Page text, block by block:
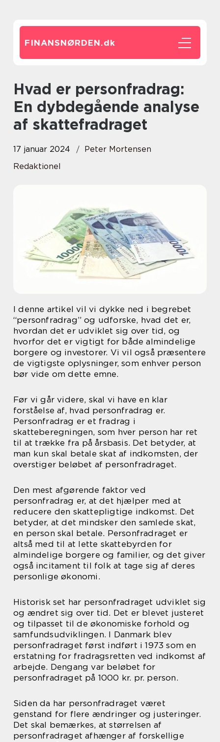
FINANSNØRDEN.dk
Hvad er personfradrag:
En dybdegående analyse
af skattefradraget
17 januar 2024
Peter Mortensen
Redaktionel
I denne artikel vil vi dykke ned i begrebet
“personfradrag” og udforske, hvad det er,
hvordan det er udviklet sig over tid, og
hvorfor det er vigtigt for både almindelige
borgere og investorer. Vi vil også præsentere
de vigtigste oplysninger, som enhver person
bør vide om dette emne.
Før vi går videre, skal vi have en klar
forståelse af, hvad personfradrag er.
Personfradrag er et fradrag i
skatteberegningen, som hver person har ret
til at trække fra på årsbasis. Det betyder, at
man kun skal betale skat af indkomsten, der
overstiger beløbet af personfradraget.
Den mest afgørende faktor ved
personfradrag er, at det hjælper med at
reducere den skattepligtige indkomst. Det
betyder, at det mindsker den samlede skat,
en person skal betale. Personfradraget er
altså med til at lette skattebyrden for
almindelige borgere og familier, og det giver
også incitament til folk at tage sig af deres
personlige økonomi.
Historisk set har personfradraget udviklet sig
og ændret sig over tid. Det er blevet justeret
og tilpasset til de økonomiske forhold og
samfundsudviklingen. I Danmark blev
personfradraget først indført i 1973 som en
erstatning for fradragsretten ved indkomst af
arbejde. Dengang var beløbet for
personfradraget på 1000 kr. pr. person.
Siden da har personfradraget været
genstand for flere ændringer og justeringer.
Det skal bemærkes, at størrelsen af
personfradraget afhænger af forskellige